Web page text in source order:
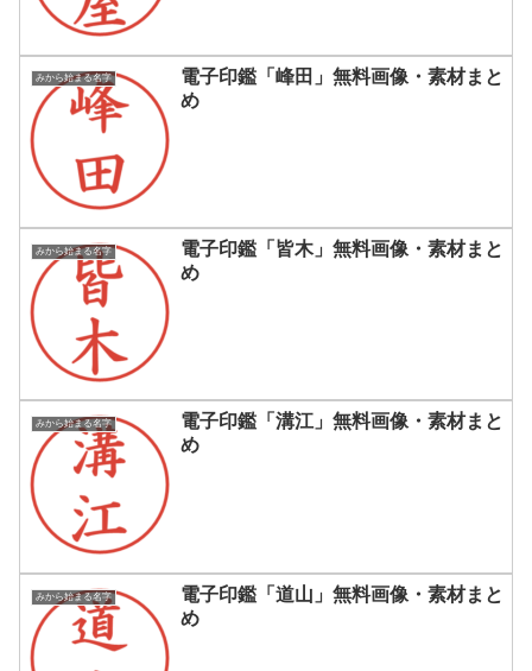
みから始まる名字
電子印鑑「峰田」無料画像・素材まと
め
みから始まる名字
電子印鑑「皆木」無料画像・素材まと
め
みから始まる名字
電子印鑑「溝江」無料画像・素材まと
め
みから始まる名字
電子印鑑「道山」無料画像・素材まと
め